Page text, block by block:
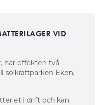
VID
har effekten två
solkraftparken Eken,
i drift och kan